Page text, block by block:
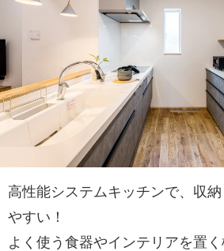
高性能システムキッチンで、収
やすい！
よく使う食器やインテリアを置